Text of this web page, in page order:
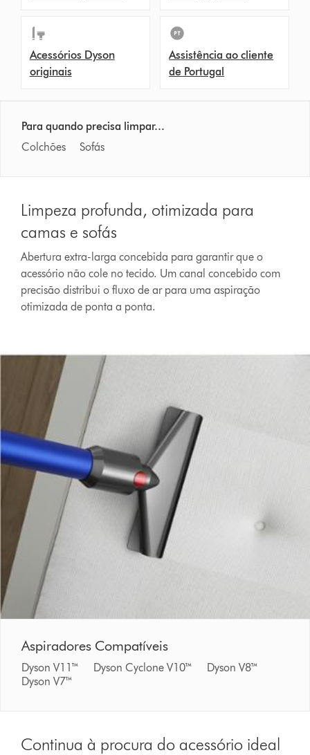
Acessórios Dyson
originais
Assistência ao cliente
de Portugal
Para quando precisa limpar...
Colchões Sofás
Limpeza profunda, otimizada para
camas e sofás
Abertura extra-larga concebida para garantir que o
acessório não cole no tecido. Um canal concebido com
precisão distribui o fluxo de ar para uma aspiração
otimizada de ponta a ponta.
Aspiradores Compatíveis
Dyson V11™ Dyson Cyclone V10™ Dyson V8™
Dyson V7™
Continua à procura do acessório ideal